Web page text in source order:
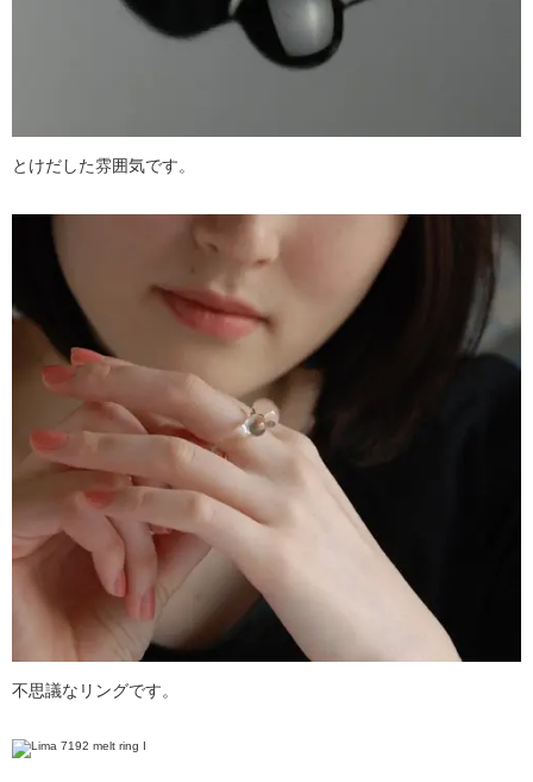
とけだした雰囲気です。
不思議なリングです。